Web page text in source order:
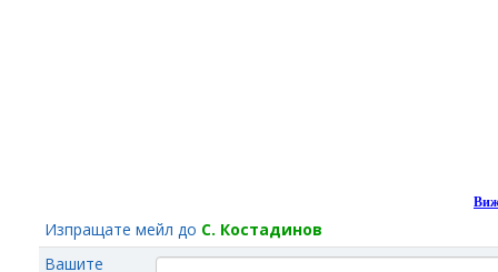
Изпращате мейл до С. Костадинов
Вашите